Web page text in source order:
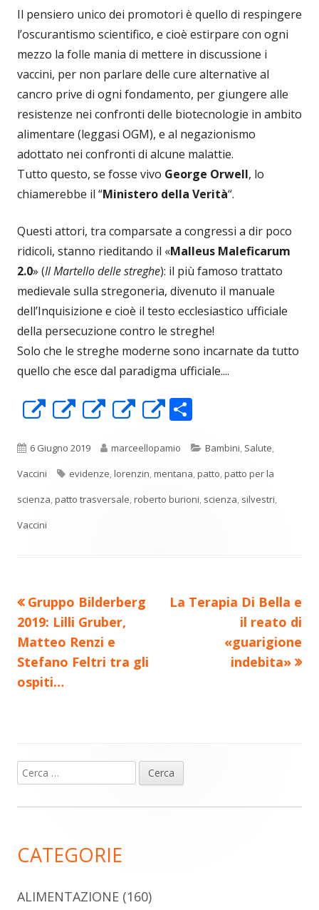
Il pensiero unico dei promotori è quello di respingere
l’oscurantismo scientifico, e cioè estirpare con ogni
mezzo la folle mania di mettere in discussione i
vaccini, per non parlare delle cure alternative al
cancro prive di ogni fondamento, per giungere alle
resistenze nei confronti delle biotecnologie in ambito
alimentare (leggasi OGM), e al negazionismo
adottato nei confronti di alcune malattie.
Tutto questo, se fosse vivo George Orwell, lo
chiamerebbe il “Ministero della Verità“.
Questi attori, tra comparsate a congressi a dir poco
ridicoli, stanno rieditando il «Malleus Maleficarum
2.0» (Il Martello delle streghe): il più famoso trattato
medievale sulla stregoneria, divenuto il manuale
dell’Inquisizione e cioè il testo ecclesiastico ufficiale
della persecuzione contro le streghe!
Solo che le streghe moderne sono incarnate da tutto
quello che esce dal paradigma ufficiale....
Apre
una
nuova
finestra
Apre
una
nuova
finestra
Apre
una
nuova
finestra
Apre
una
nuova
finestra
Apre
una
nuova
finestra
n
di
vi
Pubblicato
6 Giugno 2019 Autore
marceellopamio Categorie
Bambini, Salute,
Vaccini
Tag
evidenze,lorenzin,mentana,patto,patto per la
scienza,patto trasversale,roberto burioni, scienza, silvestri,
Vaccini
Navigazione
articoli
Precedente
articolo:
Gruppo Bilderberg
2019: Lilli Gruber,
Matteo Renzi e
Stefano Feltri tra gli
ospiti…
Nuovo
La Terapia Di Bella e
il reato di
«guarigione
indebita»
Barra
laterale
Ricerca
per:
CATEGORIE
ALIMENTAZIONE (160)